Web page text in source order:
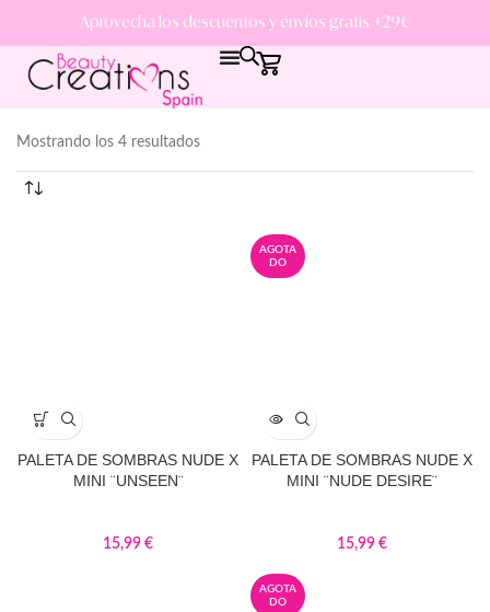
Aprovecha los descuentos y envíos gratis +29€
Mostrando los 4 resultados
PALETA DE SOMBRAS NUDE X
MINI ¨UNSEEN¨
15,99 €
AGOTA
DO
PALETA DE SOMBRAS NUDE X
MINI ¨NUDE DESIRE¨
15,99 €
AGOTA
DO